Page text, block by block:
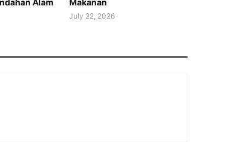
Alam
Makanan
July 22, 2026